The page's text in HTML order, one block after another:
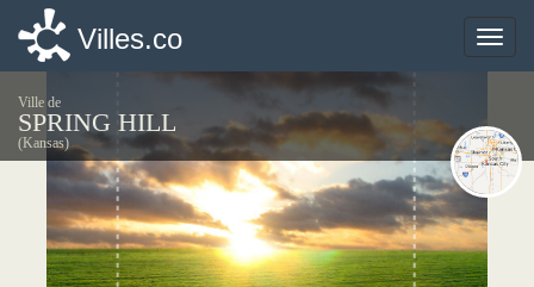
Toggle
Villes.co
Ville de
SPRING HILL
(Kansas)
Toggle
Villes.co